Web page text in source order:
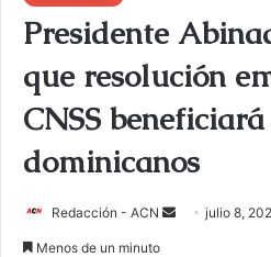
Presidente
que resolución
CNSS
dominicanos
Redacción - ACN julio 8,
Menos de un minuto